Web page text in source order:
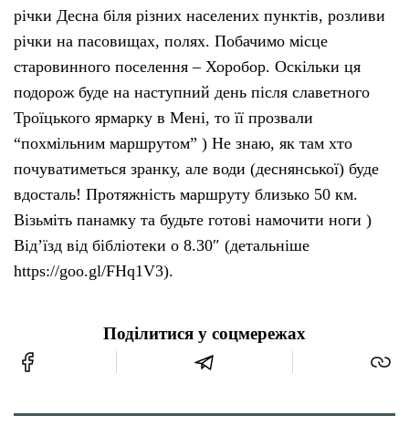
річки Десна біля різних населених пунктів, розливи
річки на пасовищах, полях. Побачимо місце
старовинного поселення – Хоробор. Оскільки ця
подорож буде на наступний день після славетного
Троїцького ярмарку в Мені, то її прозвали
“похмільним маршрутом” ) Не знаю, як там хто
почуватиметься зранку, але води (деснянської) буде
вдосталь! Протяжність маршруту близько 50 км.
Візьміть панамку та будьте готові намочити ноги )
Від’їзд від бібліотеки о 8.30″ (детальніше
https://goo.gl/FHq1V3).
Поділитися у соцмережах